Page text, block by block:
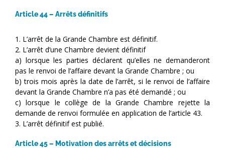
Article 44 – Arrêts définitifs
1. L’arrêt de la Grande Chambre est définitif.
2. L’arrêt d’une Chambre devient définitif
a) lorsque les parties déclarent qu’elles ne demanderont
pas le renvoi de l’affaire devant la Grande Chambre ; ou
b) trois mois après la date de l’arrêt, si le renvoi de l’affaire
devant la Grande Chambre n’a pas été demandé ; ou
c) lorsque le collège de la Grande Chambre rejette la
demande de renvoi formulée en application de l’article 43.
3. L’arrêt définitif est publié.
Article 45 – Motivation des arrêts et décisions